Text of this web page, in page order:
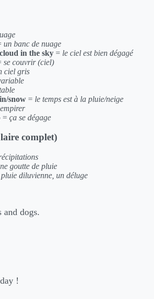
un banc de nuage
in the sky = le ciel est bien dégagé
se couvrir (ciel)
ciel gris
snow = le temps est à la pluie/neige
empirer
= ça se dégage
complet)
goutte de pluie
diluvienne, un déluge
dogs.
!